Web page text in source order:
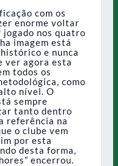
com os
enorme voltar
jogado nos quatro
imagem está
e nunca
ver agora esta
todos os
como
nível. O
sempre
tanto dentro
referência na
o clube vem
por esta
desta forma,
encerrou.